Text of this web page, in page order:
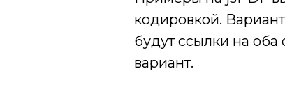
кодировкой.
будут ссылки на
вариант.